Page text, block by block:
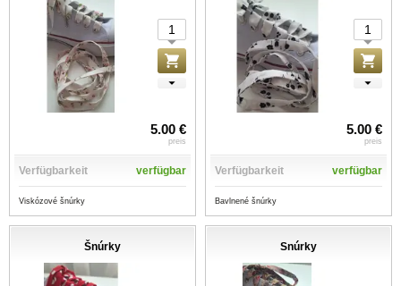
5.00 €
preis
Verfügbarkeit verfügbar
Viskózové šnúrky
5.00 €
preis
Verfügbarkeit verfügbar
Bavlnené šnúrky
Šnúrky Snúrky